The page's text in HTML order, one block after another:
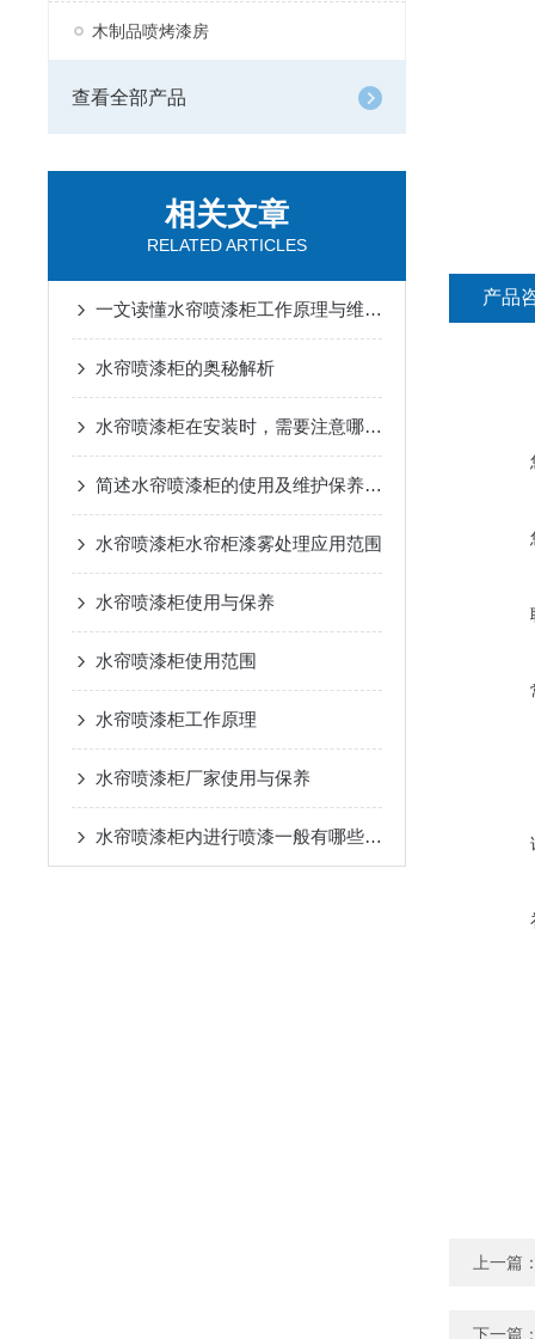
木制品喷烤漆房
查看全部产品
相关文章
RELATED ARTICLES
一文读懂水帘喷漆柜工作原理与维护要点
水帘喷漆柜的奥秘解析
水帘喷漆柜在安装时，需要注意哪些事项
简述水帘喷漆柜的使用及维护保养方法
水帘喷漆柜水帘柜漆雾处理应用范围
水帘喷漆柜使用与保养
水帘喷漆柜使用范围
水帘喷漆柜工作原理
水帘喷漆柜厂家使用与保养
水帘喷漆柜内进行喷漆一般有哪些主要流程
产品
上一篇
下一篇